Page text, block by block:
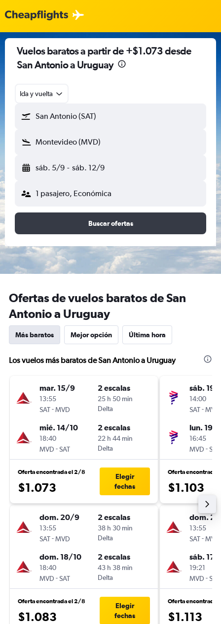
Vuelos baratos a partir de +$1.073 desde
San Antonio a Uruguay
Ida y vuelta
San Antonio (SAT)
Montevideo (MVD)
sáb. 5/9 - sáb. 12/9
1 pasajero, Económica
Buscar ofertas
Ofertas de vuelos baratos de San
Antonio a Uruguay
Más baratos Mejor opción Última hora
Los vuelos más baratos de San Antonio a Uruguay
mar. 15/9
13:55
SAT-MVD
2 escalas
25 h 50 min
Delta
mié. 14/10
18:40
MVD -SAT
2 escalas
22 h 44 min
Delta
Oferta encontrada el 2/8
$1.073
Elegir
fechas
dom. 20/9
13:55
SAT-MVD
2 escalas
38 h 30 min
Delta
dom. 18/10
18:40
MVD -SAT
2 escalas
43 h 38 min
Delta
Oferta encontrada el 2/8
$1.083
Elegir
fechas
sáb. 19/
14:00
SAT-MVD
lun. 19/
16:45
MVD -SAT
Oferta encontrada
$1.103
dom.
13:55
SAT-MVD
sáb. 17/
19:21
MVD -SAT
Oferta encontrada
$1.113